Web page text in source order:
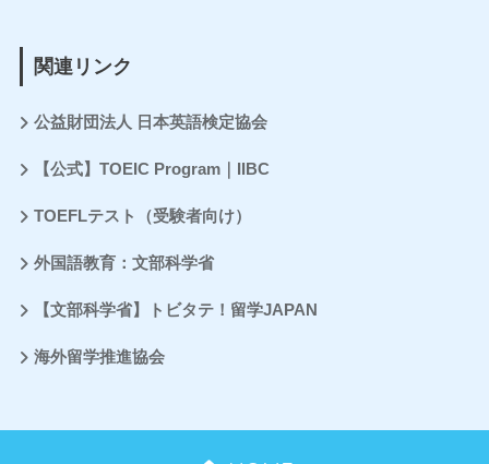
関連リンク
公益財団法人 日本英語検定協会
【公式】TOEIC Program｜IIBC
TOEFLテスト（受験者向け）
外国語教育：文部科学省
【文部科学省】トビタテ！留学JAPAN
海外留学推進協会